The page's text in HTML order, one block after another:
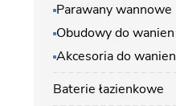
Parawany wannowe
Obudowy do wanien
Akcesoria do wanien
Baterie łazienkowe